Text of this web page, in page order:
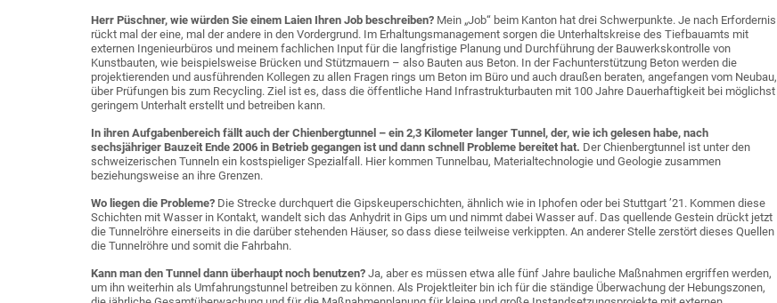
Herr Püschner, wie würden Sie einem Laien Ihren Job beschreiben? Mein „Job“ beim Kanton hat drei Schwerpunkte. Je nach Erfordernis
rückt mal der eine, mal der andere in den Vordergrund. Im Erhaltungsmanagement sorgen die Unterhaltskreise des Tiefbauamts mit
externen Ingenieurbüros und meinem fachlichen Input für die langfristige Planung und Durchführung der Bauwerkskontrolle von
Kunstbauten, wie beispielsweise Brücken und Stützmauern – also Bauten aus Beton. In der Fachunterstützung Beton werden die
projektierenden und ausführenden Kollegen zu allen Fragen rings um Beton im Büro und auch draußen beraten, angefangen vom Neubau,
über Prüfungen bis zum Recycling. Ziel ist es, dass die öffentliche Hand Infrastrukturbauten mit 100 Jahre Dauerhaftigkeit bei möglichst
geringem Unterhalt erstellt und betreiben kann.
In ihren Aufgabenbereich fällt auch der Chienbergtunnel – ein 2,3 Kilometer langer Tunnel, der, wie ich gelesen habe, nach
sechsjähriger Bauzeit Ende 2006 in Betrieb gegangen ist und dann schnell Probleme bereitet hat. Der Chienbergtunnel ist unter den
schweizerischen Tunneln ein kostspieliger Spezialfall. Hier kommen Tunnelbau, Materialtechnologie und Geologie zusammen
beziehungsweise an ihre Grenzen.
Wo liegen die Probleme? Die Strecke durchquert die Gipskeuperschichten, ähnlich wie in Iphofen oder bei Stuttgart ’21. Kommen diese
Schichten mit Wasser in Kontakt, wandelt sich das Anhydrit in Gips um und nimmt dabei Wasser auf. Das quellende Gestein drückt jetzt
die Tunnelröhre einerseits in die darüber stehenden Häuser, so dass diese teilweise verkippten. An anderer Stelle zerstört dieses Quellen
die Tunnelröhre und somit die Fahrbahn.
Kann man den Tunnel dann überhaupt noch benutzen? Ja, aber es müssen etwa alle fünf Jahre bauliche Maßnahmen ergriffen werden,
um ihn weiterhin als Umfahrungstunnel betreiben zu können. Als Projektleiter bin ich für die ständige Überwachung der Hebungszonen,